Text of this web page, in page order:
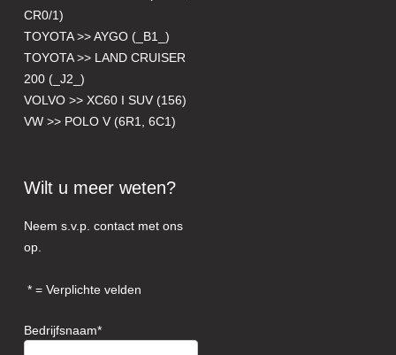
CR0/1)
TOYOTA >> AYGO (_B1_)
TOYOTA >> LAND CRUISER
200 (_J2_)
VOLVO >> XC60 I SUV (156)
VW >> POLO V (6R1, 6C1)
Wilt u meer weten?
Neem s.v.p. contact met ons
op.
= Verplichte velden
Bedrijfsnaam